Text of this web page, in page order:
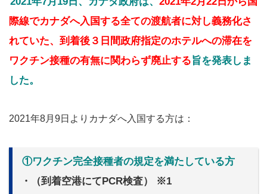
際線でカナダへ入国する全ての渡航者に対し義務化さ
れていた、到着後３日間政府指定のホテルへの滞在を
ワクチン接種の有無に関わらず廃止する旨を発表しま
した。
2021年8月9日よりカナダへ入国する方は：
①ワクチン完全接種者の規定を満たしている方
・（到着空港にてPCR検査） ※1